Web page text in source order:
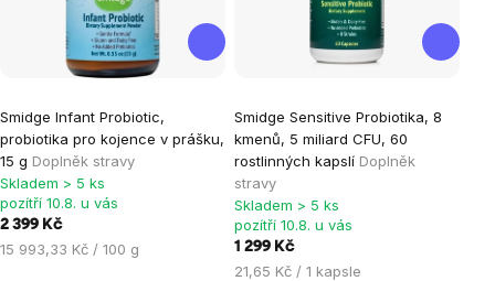
Smidge Infant Probiotic,
probiotika pro kojence v prášku,
15 g Doplněk stravy
hodnocení
produktu
je
5,0
z
5
Skladem > 5 ks
pozítří 10.8. u vás
2 399 Kč
Měrná
15 993,33 Kč / 100 g
Smidge Sensitive Probiotika, 8
kmenů, 5 miliard CFU, 60
rostlinných kapslí Doplněk
stravy
hodnocení
produktu
je
5,0
z
Skladem > 5 ks
pozítří 10.8. u vás
1 299 Kč
Měrná
21,65 Kč / 1 kapsle